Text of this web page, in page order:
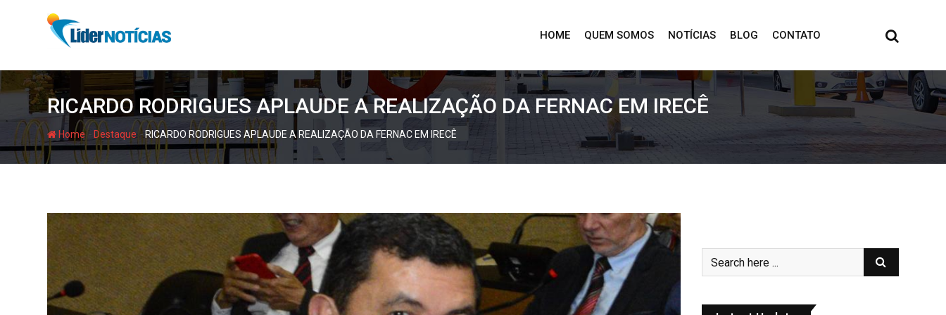
HOME QUEM SOMOS NOTÍCIAS BLOG CONTATO
RICARDO RODRIGUES APLAUDE A REALIZAÇÃO DA FERNAC EM IRECÊ
Home - Destaque -RICARDO RODRIGUES APLAUDE A REALIZAÇÃO DA FERNAC EM IRECÊ